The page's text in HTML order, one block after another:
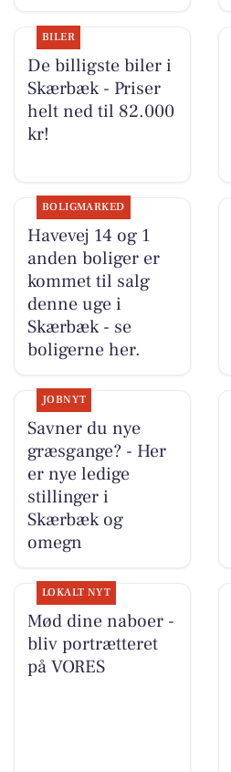
BILER
De billigste biler i
Skærbæk - Priser
helt ned til 82.000
kr!
BOLIGMARKED
Havevej 14 og 1
anden boliger er
kommet til salg
denne uge i
Skærbæk - se
boligerne her.
JOBNYT
Savner du nye
græsgange? - Her
er nye ledige
stillinger i
Skærbæk og
omegn
LOKALT NYT
Mød dine naboer -
bliv portrætteret
på VORES